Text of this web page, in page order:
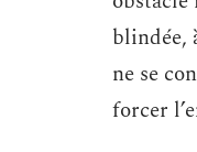
blindée,
ne se
forcer